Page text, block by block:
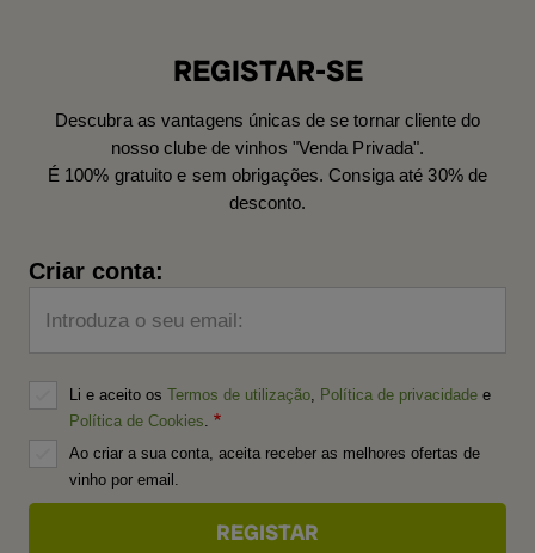
REGISTAR-SE
Descubra as vantagens únicas de se tornar cliente do
nosso clube de vinhos "Venda Privada".
É 100% gratuito e sem obrigações. Consiga até 30% de
desconto.
Criar conta:
Introduza o seu email:
Li e aceito os Termos de utilização Política de privacidade e
Política de Cookies
Ao criar a sua conta, aceita receber as melhores ofertas de
vinho por email.